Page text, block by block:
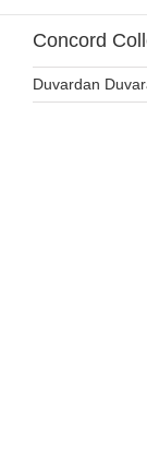
Concord
Duvardan